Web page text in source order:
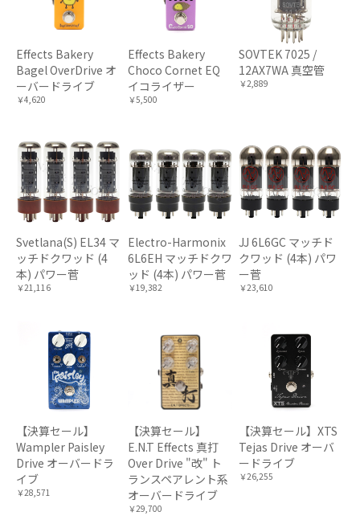
Effects Bakery
Bagel OverDrive オ
ーバードライブ
￥4,620
Effects Bakery
Choco Cornet EQ
イコライザー
￥5,500
SOVTEK 7025 /
12AX7WA 真空管
￥2,889
Svetlana(S) EL34 マ
ッチドクワッド (4
本) パワー菅
￥21,116
Electro-Harmonix
6L6EH マッチドクワ
ッド (4本) パワー菅
￥19,382
JJ 6L6GC マッチド
クワッド (4本) パワ
ー菅
￥23,610
【決算セール】
Wampler Paisley
Drive オーバードラ
イブ
￥28,571
【決算セール】
E.N.T Effects 真打
Over Drive "改" ト
ランスペアレント系
オーバードライブ
￥29,700
【決算セール】XTS
Tejas Drive オーバ
ードライブ
￥26,255